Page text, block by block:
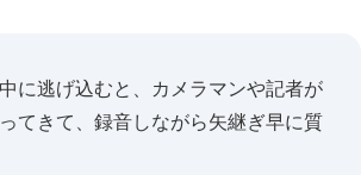
に逃げ込むと、カメラマンや記者が
てきて、録音しながら矢継ぎ早に質